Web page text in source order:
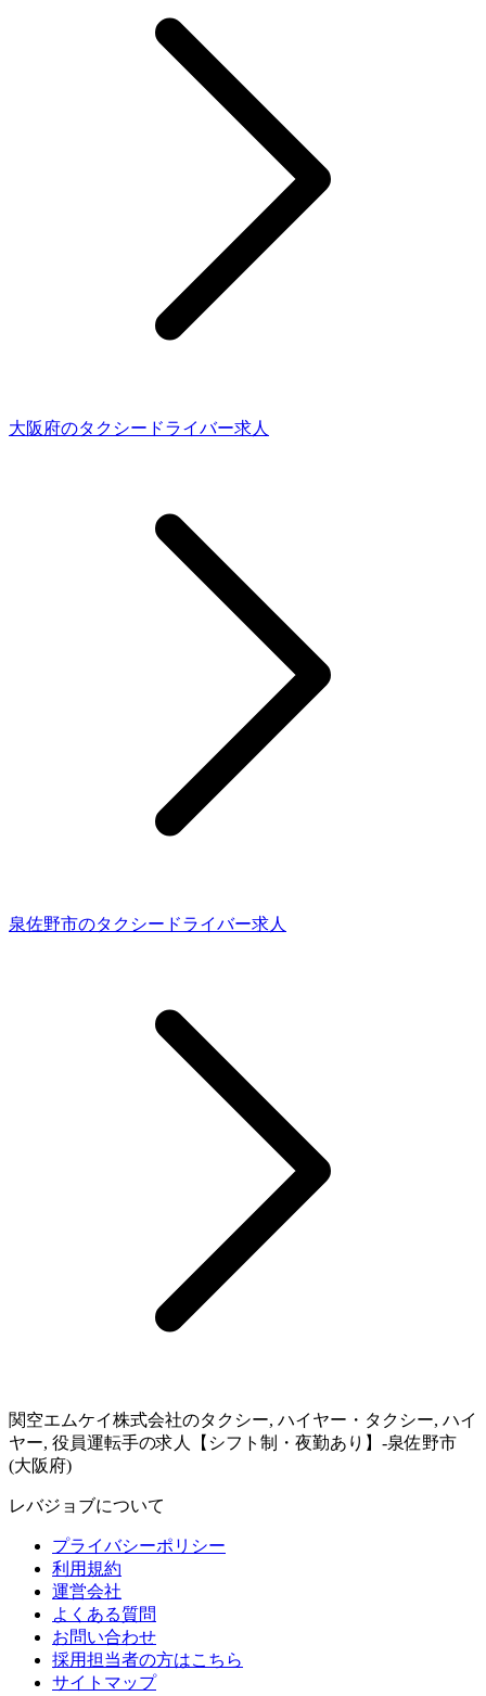
大阪府のタクシードライバー求人
泉佐野市のタクシードライバー求人
関空エムケイ株式会社のタクシー, ハイヤー・タクシー, ハイ
ヤー, 役員運転手の求人【シフト制・夜勤あり】-泉佐野市
(大阪府)
レバジョブについて
プライバシーポリシー
利用規約
運営会社
よくある質問
お問い合わせ
採用担当者の方はこちら
サイトマップ